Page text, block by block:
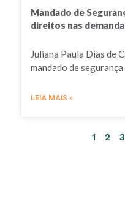
Mandado de
direitos nas
Juliana Paula Dias de
mandado de
LEIA MAIS »
1 2 3